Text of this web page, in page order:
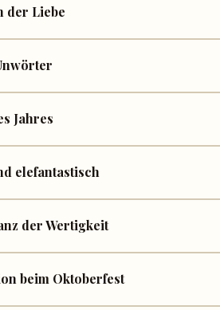
der Liebe
Jahres
elefantastisch
der Wertigkeit
beim Oktoberfest